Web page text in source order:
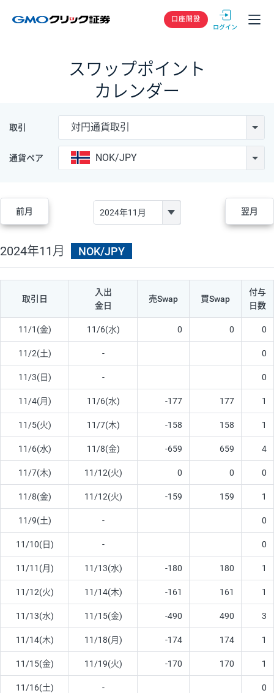
GMOクリック
口座開設
スワップポイント
カレンダー
取引 対円通貨取引
通貨ペア NOK/JPY
前月 翌月
2024年11月 NOK/JPY
取引日
入出
金日
売Swap 買Swap
付与
日数
11/1(金) 11/6(水) 0 0 0
11/2(土) - 0
11/3(日) - 0
11/4(月) 11/6(水) -177 177 1
11/5(火) 11/7(木) -158 158 1
11/6(水) 11/8(金) -659 659 4
11/7(木) 11/12(火) 0 0 0
11/8(金) 11/12(火) -159 159 1
11/9(土) - 0
11/10(日) - 0
11/11(月) 11/13(水) -180 180 1
11/12(火) 11/14(木) -161 161 1
11/13(水) 11/15(金) -490 490 3
11/14(木) 11/18(月) -174 174 1
11/15(金) 11/19(火) -170 170 1
11/16(土) - 0